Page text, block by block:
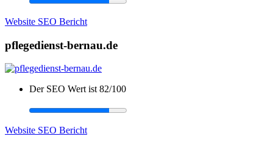
Website SEO Bericht
pflegedienst-bernau.de
Der SEO Wert ist 82/100
Website SEO Bericht